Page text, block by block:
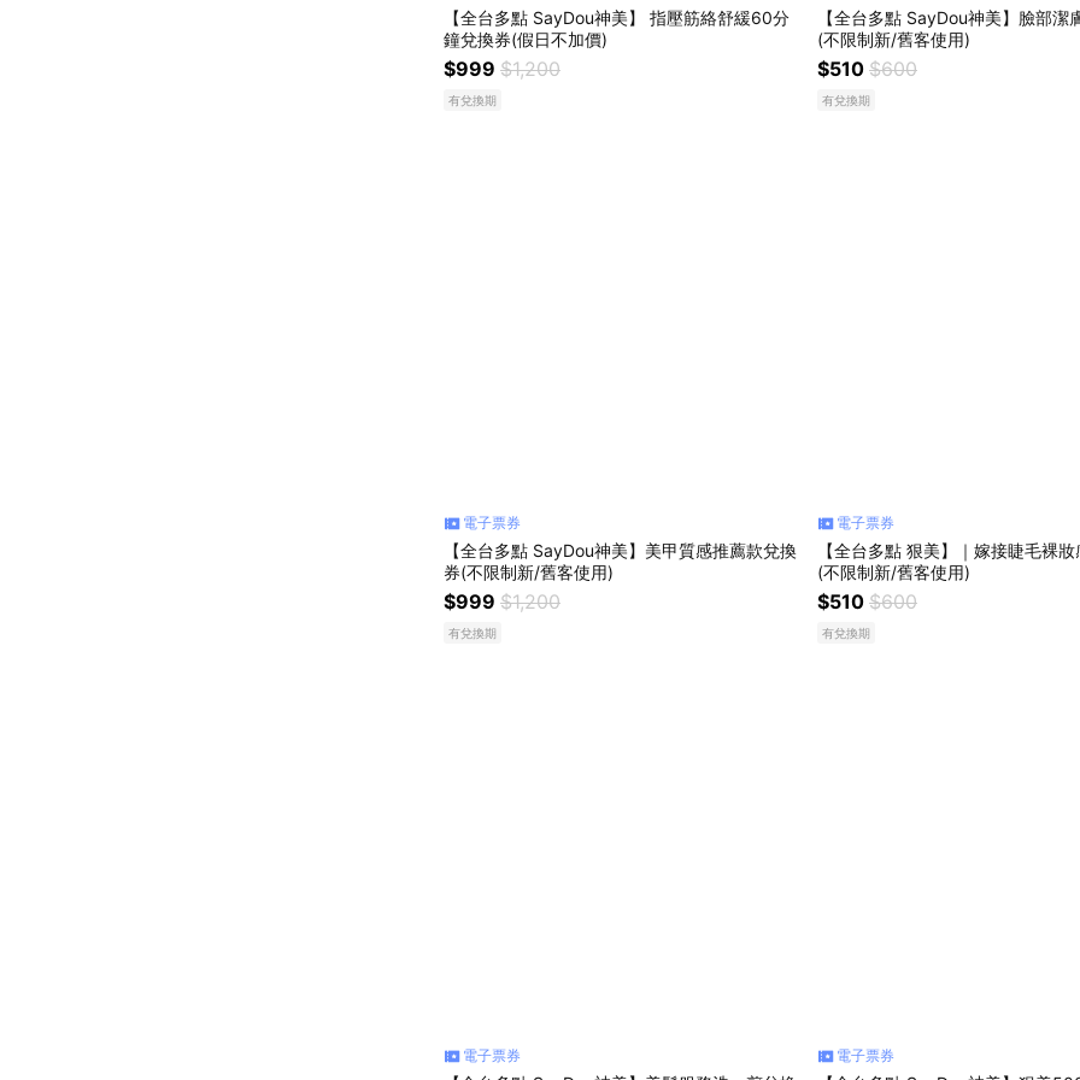
【全台多點 SayDou神美】 指壓筋絡舒緩60分
鐘兌換券(假日不加價)
$999 $1,200
有兌換期
【全台多點 SayDou神美】臉部潔
(不限制新/舊客使用)
$510 $600
有兌換期
電子票券
【全台多點 SayDou神美】美甲質感推薦款兌換
券(不限制新/舊客使用)
$999 $1,200
有兌換期
電子票券
【全台多點 狠美】｜嫁接睫毛裸
(不限制新/舊客使用)
$510 $600
有兌換期
電子票券 電子票券